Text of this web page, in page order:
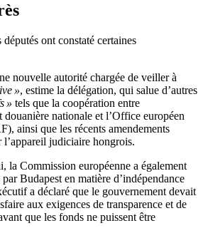
ont constaté certaines
nouvelle autorité chargée de veiller à
», estime la délégation, qui salue d’autres
» tels que la coopération entre
douanière nationale et l’Office européen
ainsi que les récents amendements
l’appareil judiciaire hongrois.
la Commission européenne a également
Budapest en matière d’indépendance
a déclaré que le gouvernement devait
aux exigences de transparence et de
que les fonds ne puissent être